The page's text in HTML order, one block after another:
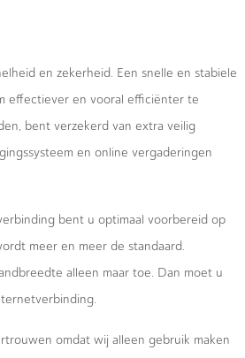
en zekerheid. Een snelle en stabiele
effectiever en vooral efficiënter te
bent verzekerd van extra veilig
en online vergaderingen
bent u optimaal voorbereid op
meer en meer de standaard.
alleen maar toe. Dan moet u
omdat wij alleen gebruik maken